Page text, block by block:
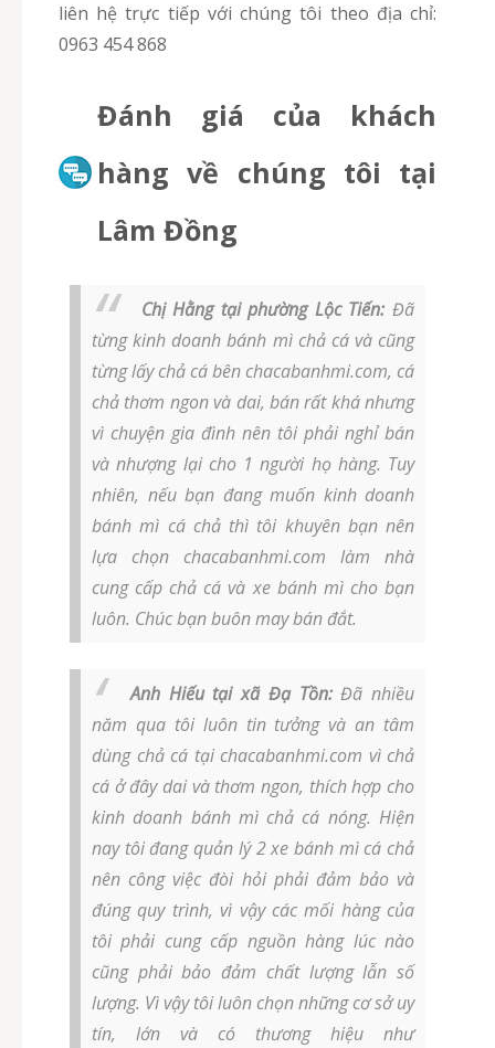
liên hệ trực tiếp với chúng tôi theo địa chỉ:
0963 454 868
Đánh giá của khách
hàng về chúng tôi tại
Lâm Đồng
Chị Hằng tại phường Lộc Tiến: Đã
từng kinh doanh bánh mì chả cá và cũng
từng lấy chả cá bên chacabanhmi.com, cá
chả thơm ngon và dai, bán rất khá nhưng
vì chuyện gia đình nên tôi phải nghỉ bán
và nhượng lại cho 1 người họ hàng. Tuy
nhiên, nếu bạn đang muốn kinh doanh
bánh mì cá chả thì tôi khuyên bạn nên
lựa chọn chacabanhmi.com làm nhà
cung cấp chả cá và xe bánh mì cho bạn
luôn. Chúc bạn buôn may bán đắt.
Anh Hiếu tại xã Đạ Tồn:Đã nhiều
năm qua tôi luôn tin tưởng và an tâm
dùng chả cá tại chacabanhmi.com vì chả
cá ở đây dai và thơm ngon, thích hợp cho
kinh doanh bánh mì chả cá nóng. Hiện
nay tôi đang quản lý 2 xe bánh mì cá chả
nên công việc đòi hỏi phải đảm bảo và
đúng quy trình, vì vậy các mối hàng của
tôi phải cung cấp nguồn hàng lúc nào
cũng phải bảo đảm chất lượng lẫn số
lượng. Vì vậy tôi luôn chọn những cơ sở uy
tín, lớn và có thương hiệu như